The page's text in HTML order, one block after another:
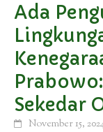
Ada
Sekedar
November 15,